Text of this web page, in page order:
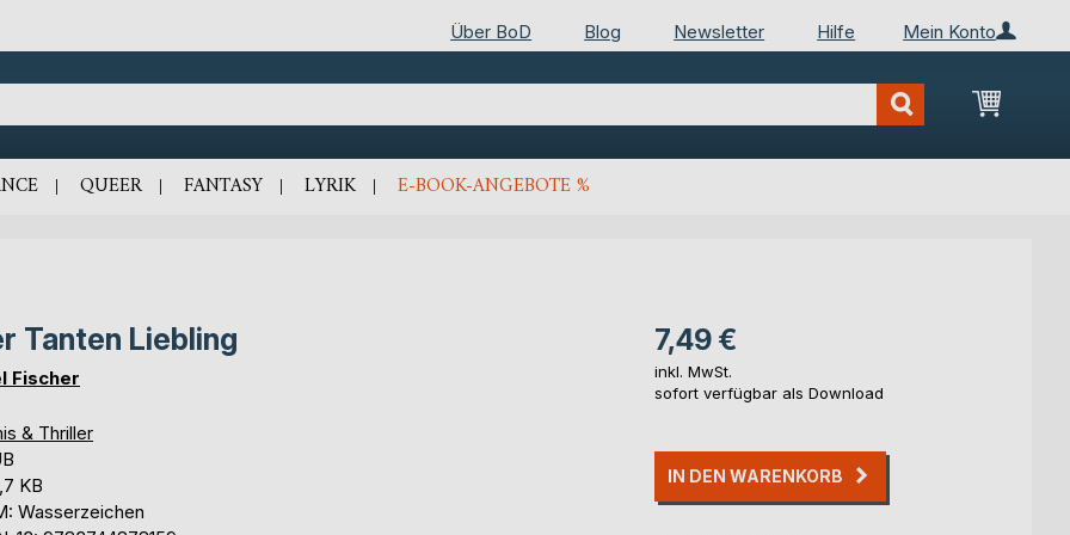
Mein Konto
Über BoD Blog Newsletter Hilfe
Mein
QUEER FANTASY LYRIK E-BOOK-ANGEBOTE %
Tanten Liebling
Fischer
& Thriller
KB
Wasserzeichen
7,49 €
inkl. MwSt.
sofort verfügbar als Download
IN DEN WARENKORB